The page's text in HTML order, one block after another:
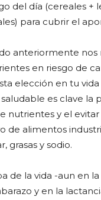
del día (cereales +
para cubrir el
anteriormente nos
en riesgo de
elección en tu vida
es clave la
nutrientes y el
de alimentos
grasas y sodio.
de la vida -aun en la
y en la